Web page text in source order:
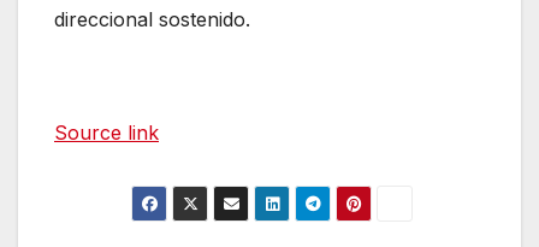
direccional sostenido.
Source link